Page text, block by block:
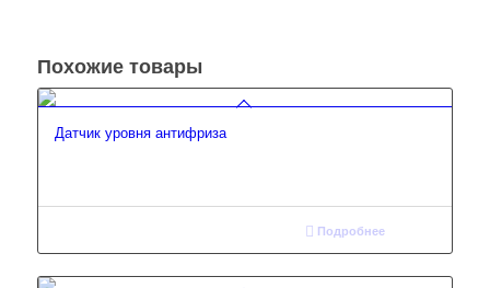
Похожие товары
Датчик уровня антифриза
Подробнее